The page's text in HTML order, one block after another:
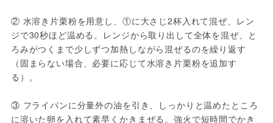
② 水溶き片栗粉を用意し、①に大さじ2杯入れて混ぜ、レン
ジで30秒ほど温める。レンジから取り出して全体を混ぜ、と
ろみがつくまで少しずつ加熱しながら混ぜるのを繰り返す
（固まらない場合、必要に応じて水溶き片栗粉を追加す
る）。
③ フライパンに分量外の油を引き、しっかりと温めたところ
に溶いた卵を入れて素早くかきまぜる。強火で短時間でかき